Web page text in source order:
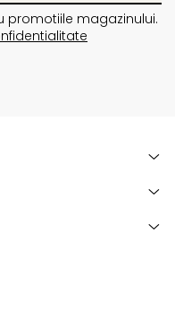
promotiile magazinului.